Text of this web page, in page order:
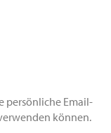
persönliche Email-
können.